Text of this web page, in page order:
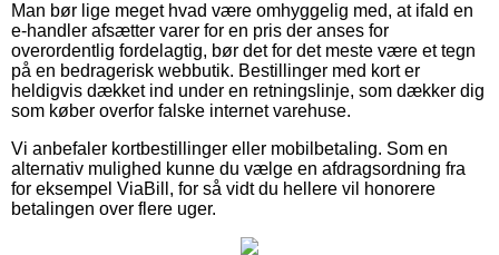
Man bør lige meget hvad være omhyggelig med, at ifald en
e-handler afsætter varer for en pris der anses for
overordentlig fordelagtig, bør det for det meste være et tegn
på en bedragerisk webbutik. Bestillinger med kort er
heldigvis dækket ind under en retningslinje, som dækker dig
som køber overfor falske internet varehuse.
Vi anbefaler kortbestillinger eller mobilbetaling. Som en
alternativ mulighed kunne du vælge en afdragsordning fra
for eksempel ViaBill, for så vidt du hellere vil honorere
betalingen over flere uger.